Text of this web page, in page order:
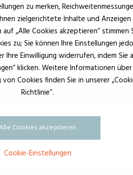
zu merken,
zielgerichtete Inhalte und Anzeigen
auf „Alle Cookies akzeptieren“ stimmen
zu; Sie können Ihre Einstellungen
Ihre Einwilligung widerrufen, indem Sie
klicken. Weitere Informationen über
Cookies finden Sie in unserer
Richtlinie“.
Cookies akzeptieren
Cookie-Einstellungen